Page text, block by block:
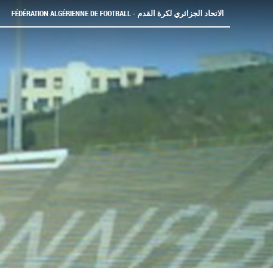
FÉDÉRATION ALGÉRIENNE DE FOOTBALL - الاتحاد الجزائري لكرة القدم